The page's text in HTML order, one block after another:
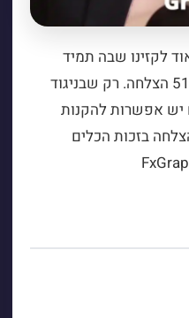
לקזינו שבה תמיד
הבית מרוויח משום שיש לו 51% הצלחה. רק שבניגוד
יש אפשרות להקנות
70 אחוזי הצלחה בזכות הכלים